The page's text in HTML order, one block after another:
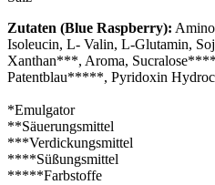
Zutaten (Blue Raspberry):
Isoleucin, L- Valin, L-Glutamin,
Xanthan***, Aroma,
Patentblau*****, Pyridoxin
*Emulgator
**Säuerungsmittel
***Verdickungsmittel
****Süßungsmittel
*****Farbstoffe